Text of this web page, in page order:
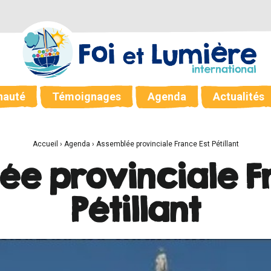
Témoignages Agenda Actualités
Accueil › Agenda › Assemblée provinciale France Est Pétillant
provinciale
Pétillant